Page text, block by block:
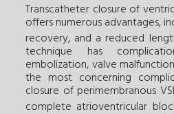
Transcatheter closure of
offers numerous advantages,
recovery, and a reduced
technique has
embolization, valve
the most concerning
closure of perimembranous
complete atrioventricular